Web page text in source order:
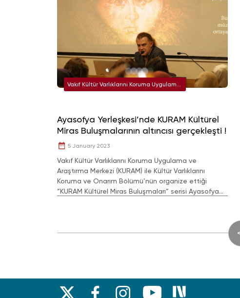
Vakıf Kültür Varlıklarını Koruma Uygulama
Ayasofya Yerleşkesi’nde KURAM Kültürel
Miras Buluşmalarının altıncısı gerçekleşti !
5 January 2023
Vakıf Kültür Varlıklarını Koruma Uygulama ve
Araştırma Merkezi (KURAM) ile Kültür Varlıklarını
Koruma ve Onarım Bölümü’nün organize ettiği
“KURAM Kültürel Miras Buluşmaları” serisi Ayasofya